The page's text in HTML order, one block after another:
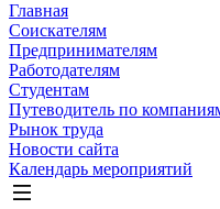
Главная
Соискателям
Предпринимателям
Работодателям
Студентам
Путеводитель по
Рынок труда
Новости сайта
Календарь мероприятий